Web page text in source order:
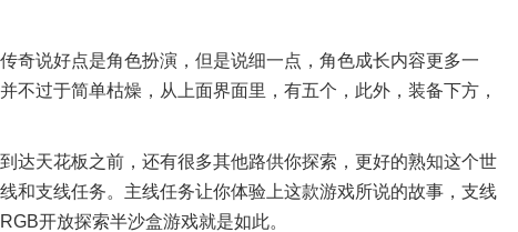
奇说好点是角色扮演，但是说细一点，角色成长内容更多一
不过于简单枯燥，从上面界面里，有五个，此外，装备下方，
达天花板之前，还有很多其他路供你探索，更好的熟知这个世
和支线任务。主线任务让你体验上这款游戏所说的故事，支线
开放探索半沙盒游戏就是如此。